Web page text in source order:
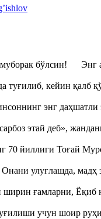
муборак бўлсин! Энг
туғилиб, кейин қалб
энг
этай деб»,
70 йиллиги Тоғай
Онани улуғлашда,
ширин ғамларни,
учун шоир